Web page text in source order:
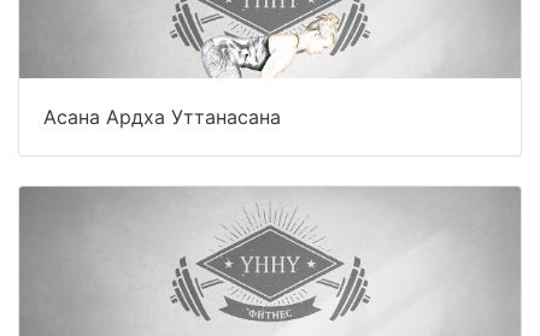
Асана Ардха Уттанасана